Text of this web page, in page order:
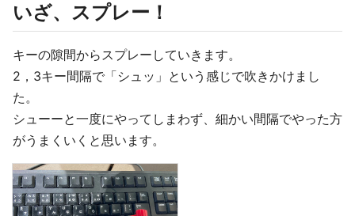
いざ、スプレー！
キーの隙間からスプレーしていきます。
2，3キー間隔で「シュッ」という感じで吹きかけまし
た。
シューーと一度にやってしまわず、細かい間隔でやった方
がうまくいくと思います。